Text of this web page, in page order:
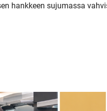
hankkeen sujumassa